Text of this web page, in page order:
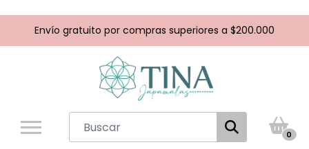
Envío gratuito por compras superiores a $200.000
0